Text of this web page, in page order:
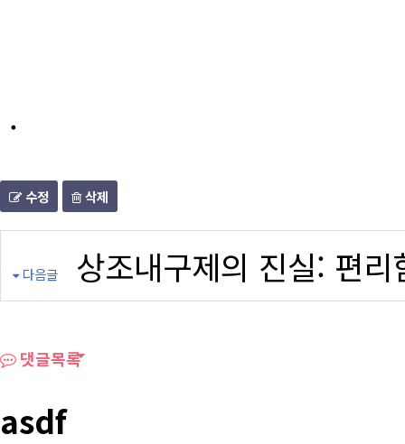
.
수정 삭제
다음글 상조내구제의 진실: 편
댓글목록
asdf